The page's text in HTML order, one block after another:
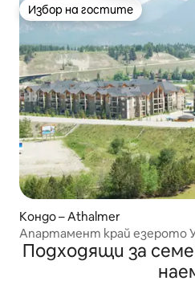
Избор на гостите
Избор на гостите
Кондо – Athalmer
Апартамент край езерото
Подходящи за